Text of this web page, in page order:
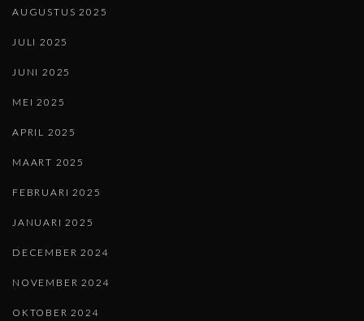
AUGUSTUS 2025
JULI 2025
JUNI 2025
MEI 2025
APRIL 2025
MAART 2025
FEBRUARI 2025
JANUARI 2025
DECEMBER 2024
NOVEMBER 2024
OKTOBER 2024